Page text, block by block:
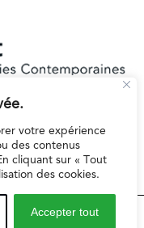
votre expérience
des contenus
cliquant sur « Tout
des cookies.
Accepter tout
et la Ville de Paris.
pour l’EPAT
Mentions légales